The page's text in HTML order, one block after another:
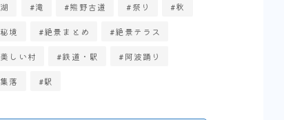
湖 滝 熊野古道 祭り 秋
秘境 絶景まとめ 絶景テラス
美しい村 鉄道・駅 阿波踊り
集落 駅